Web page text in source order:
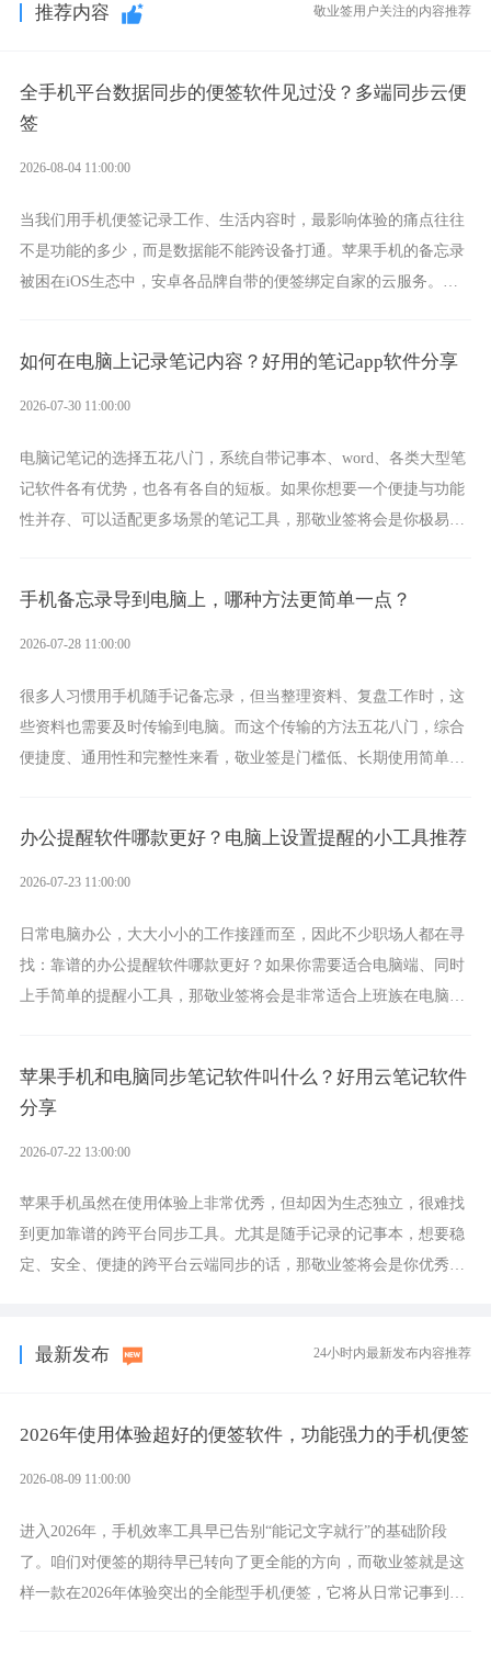
推荐内容 敬业签用户关注的内容推荐
全手机平台数据同步的便签软件见过没？多端同步云便
签
2026-08-04 11:00:00
当我们用手机便签记录工作、生活内容时，最影响体验的痛点往往
不是功能的多少，而是数据能不能跨设备打通。苹果手机的备忘录
被困在iOS生态中，安卓各品牌自带的便签绑定自家的云服务。而
如何在电脑上记录笔记内容？好用的笔记app软件分享
2026-07-30 11:00:00
电脑记笔记的选择五花八门，系统自带记事本、word、各类大型笔
记软件各有优势，也各有各自的短板。如果你想要一个便捷与功能
性并存、可以适配更多场景的笔记工具，那敬业签将会是你极易上
手机备忘录导到电脑上，哪种方法更简单一点？
2026-07-28 11:00:00
很多人习惯用手机随手记备忘录，但当整理资料、复盘工作时，这
些资料也需要及时传输到电脑。而这个传输的方法五花八门，综合
便捷度、通用性和完整性来看，敬业签是门槛低、长期使用简单的
办公提醒软件哪款更好？电脑上设置提醒的小工具推荐
2026-07-23 11:00:00
日常电脑办公，大大小小的工作接踵而至，因此不少职场人都在寻
找：靠谱的办公提醒软件哪款更好？如果你需要适合电脑端、同时
上手简单的提醒小工具，那敬业签将会是非常适合上班族在电脑上
苹果手机和电脑同步笔记软件叫什么？好用云笔记软件
分享
2026-07-22 13:00:00
苹果手机虽然在使用体验上非常优秀，但却因为生态独立，很难找
到更加靠谱的跨平台同步工具。尤其是随手记录的记事本，想要稳
定、安全、便捷的跨平台云端同步的话，那敬业签将会是你优秀的
最新发布 24小时内最新发布内容推荐
2026年使用体验超好的便签软件，功能强力的手机便签
2026-08-09 11:00:00
进入2026年，手机效率工具早已告别“能记文字就行”的基础阶段
了。咱们对便签的期待早已转向了更全能的方向，而敬业签就是这
样一款在2026年体验突出的全能型手机便签，它将从日常记事到时